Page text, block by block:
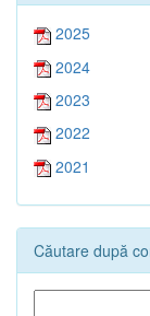
2025
2024
2023
2022
2021
Căutare după